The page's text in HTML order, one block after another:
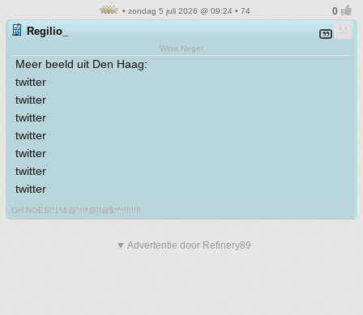
• zondag 5 juli 2026 @ 09:24 • 74
Regilio_
Witte Neger
Meer beeld uit Den Haag:
twitter
twitter
twitter
twitter
twitter
twitter
twitter
OH NOES!!1*&@^!!*@!!@$*^!!!!!!!!
▼ Advertentie door Refinery89